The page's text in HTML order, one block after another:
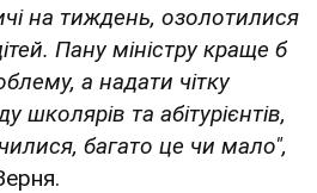
на тиждень, озолотилися
Пану міністру краще б
а надати чітку
школярів та абітурієнтів,
багато це чи мало",